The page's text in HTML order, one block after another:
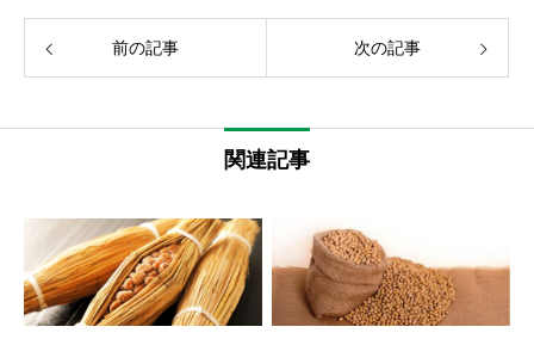
前の記事 次の記事
関連記事